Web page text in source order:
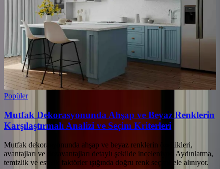
Popüler
Mutfak Dekorasyonunda Ahşap ve Beyaz Renklerin
Karşılaştırmalı Analizi ve Seçim Kriterleri
Mutfak dekorasyonunda ahşap ve beyaz renklerin özellikleri,
avantajları ve dezavantajları detaylı şekilde inceleniyor. Aydınlatma,
temizlik ve estetik faktörler ışığında doğru renk seçimi ele alınıyor.